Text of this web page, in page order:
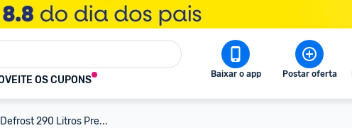
OS CUPONS Baixar o app Postar oferta
290 Litros Pre...